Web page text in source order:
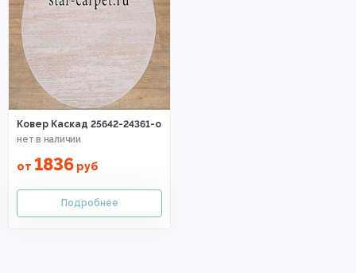
Ковер Каскад 25642-24361-o
от 1836 руб